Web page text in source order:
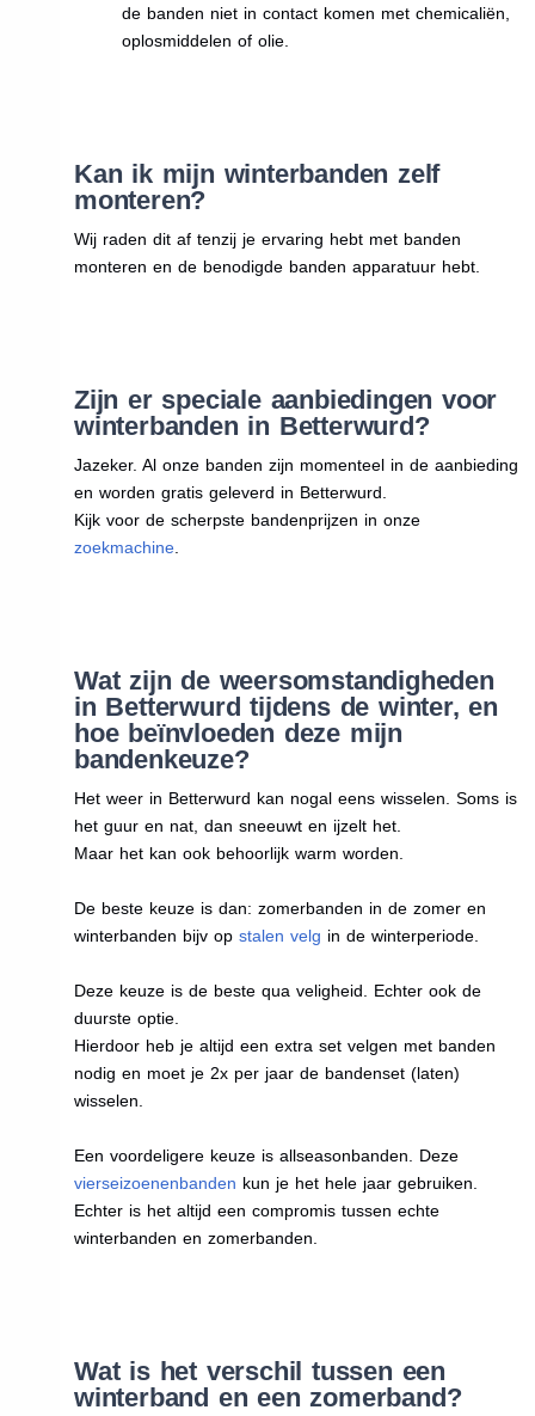
de banden niet in contact komen met chemicaliën,
oplosmiddelen of olie.
Kan ik mijn winterbanden zelf
monteren?
Wij raden dit af tenzij je ervaring hebt met banden
monteren en de benodigde banden apparatuur hebt.
Zijn er speciale aanbiedingen voor
winterbanden in Betterwurd?
Jazeker. Al onze banden zijn momenteel in de aanbieding
en worden gratis geleverd in Betterwurd.
Kijk voor de scherpste bandenprijzen in onze
zoekmachine.
Wat zijn de weersomstandigheden
in Betterwurd tijdens de winter, en
hoe beïnvloeden deze mijn
bandenkeuze?
Het weer in Betterwurd kan nogal eens wisselen. Soms is
het guur en nat, dan sneeuwt en ijzelt het.
Maar het kan ook behoorlijk warm worden.
De beste keuze is dan: zomerbanden in de zomer en
winterbanden bijv op stalen velg in de winterperiode.
Deze keuze is de beste qua veligheid. Echter ook de
duurste optie.
Hierdoor heb je altijd een extra set velgen met banden
nodig en moet je 2x per jaar de bandenset (laten)
wisselen.
Een voordeligere keuze is allseasonbanden. Deze
vierseizoenenbanden kun je het hele jaar gebruiken.
Echter is het altijd een compromis tussen echte
winterbanden en zomerbanden.
Wat is het verschil tussen een
winterband en een zomerband?